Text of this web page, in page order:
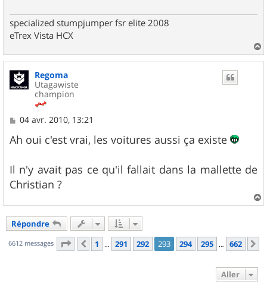
specialized stumpjumper fsr elite 2008
eTrex Vista HCX
a
Regoma
Utagawiste
champion
M
s
s
g
e
04 avr. 2010, 13:21
Ah oui c'est vrai, les voitures aussi ça existe
Il n'y avait pas ce qu'il fallait dans la mallette de
Christian ?
a
Répondre
6612 messages Page 293 sur662
Précédent
1 … 291 292 293 294 295 … 662
Aller